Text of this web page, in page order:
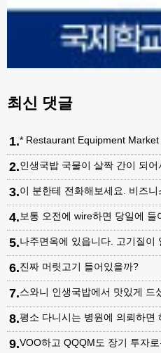
최신 댓글
1.* Restaurant Equipment
2.인생국밥 국물이 살짝 간이 되
3.이 분한테 전화해보세요. 비즈
4.보통 오전에 wire하면 당일에
5.나주면옥에 있읍니다. 고기질이
6.진짜 머릿고기 들어있을까?
7.스와니 인생국밥에서 맛있게 드
8.평소 다니시는 병원에 의뢰하면
9.VOO하고 QQQM도 장기 투자